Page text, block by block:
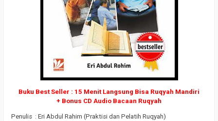
Buku Best Seller : 15 Menit Langsung Bisa Ruqyah Mandiri
+ Bonus CD Audio Bacaan Ruqyah
Penulis : Eri Abdul Rahim (Praktisi dan Pelatih Ruqyah)